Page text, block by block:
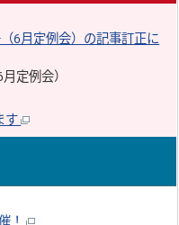
6月定例会）の記事訂正に
定例会）
す
！